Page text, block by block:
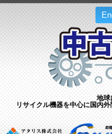
地球
リサイクル機器を中心に国内